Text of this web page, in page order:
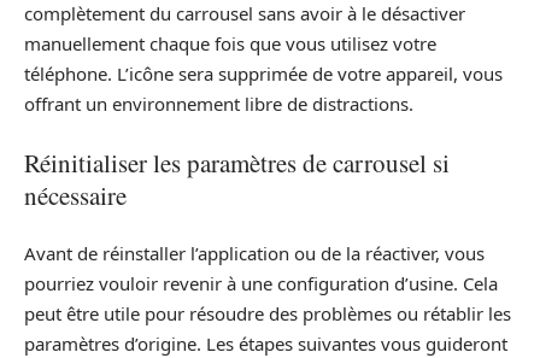
complètement du carrousel sans avoir à le désactiver
manuellement chaque fois que vous utilisez votre
téléphone. L’icône sera supprimée de votre appareil, vous
offrant un environnement libre de distractions.
Réinitialiser les paramètres de carrousel si
nécessaire
Avant de réinstaller l’application ou de la réactiver, vous
pourriez vouloir revenir à une configuration d’usine. Cela
peut être utile pour résoudre des problèmes ou rétablir les
paramètres d’origine. Les étapes suivantes vous guideront